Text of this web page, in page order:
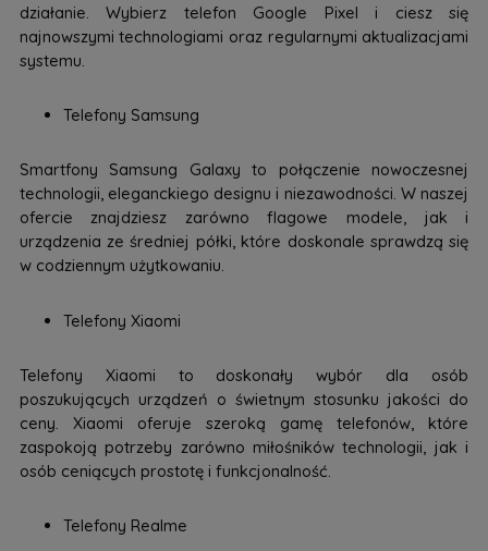
działanie. Wybierz telefon Google Pixel i ciesz się
najnowszymi technologiami oraz regularnymi aktualizacjami
systemu.
Telefony Samsung
Smartfony Samsung Galaxy to połączenie nowoczesnej
technologii, eleganckiego designu i niezawodności. W naszej
ofercie znajdziesz zarówno flagowe modele, jak i
urządzenia ze średniej półki, które doskonale sprawdzą się
w codziennym użytkowaniu.
Telefony Xiaomi
Telefony Xiaomi to doskonały wybór dla osób
poszukujących urządzeń o świetnym stosunku jakości do
ceny. Xiaomi oferuje szeroką gamę telefonów, które
zaspokoją potrzeby zarówno miłośników technologii, jak i
osób ceniących prostotę i funkcjonalność.
Telefony Realme